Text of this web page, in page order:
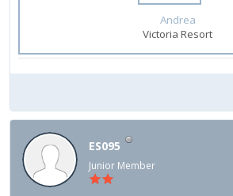
Andrea
Victoria Resort
ES095
Junior Member